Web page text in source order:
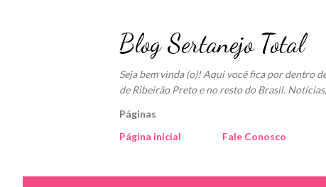
Blog Sertanejo Total
Seja bem vinda (o)! Aqui você fica por dentro
de Ribeirão Preto e no resto do Brasil.
Páginas
Página inicial
Fale Conosco